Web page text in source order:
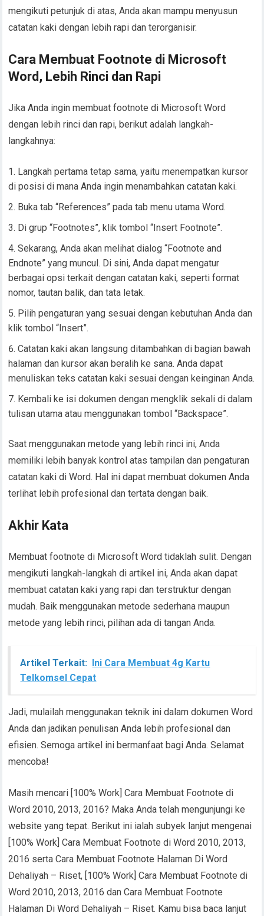
mengikuti petunjuk di atas, Anda akan mampu menyusun
catatan kaki dengan lebih rapi dan terorganisir.
Cara Membuat Footnote di Microsoft
Word, Lebih Rinci dan Rapi
Jika Anda ingin membuat footnote di Microsoft Word
dengan lebih rinci dan rapi, berikut adalah langkah-
langkahnya:
Langkah pertama tetap sama, yaitu menempatkan kursor
di posisi di mana Anda ingin menambahkan catatan kaki.
Buka tab “References” pada tab menu utama Word.
Di grup “Footnotes”, klik tombol “Insert Footnote”.
Sekarang, Anda akan melihat dialog “Footnote and
Endnote” yang muncul. Di sini, Anda dapat mengatur
berbagai opsi terkait dengan catatan kaki, seperti format
nomor, tautan balik, dan tata letak.
Pilih pengaturan yang sesuai dengan kebutuhan Anda dan
klik tombol “Insert”.
Catatan kaki akan langsung ditambahkan di bagian bawah
halaman dan kursor akan beralih ke sana. Anda dapat
menuliskan teks catatan kaki sesuai dengan keinginan Anda.
Kembali ke isi dokumen dengan mengklik sekali di dalam
tulisan utama atau menggunakan tombol “Backspace”.
Saat menggunakan metode yang lebih rinci ini, Anda
memiliki lebih banyak kontrol atas tampilan dan pengaturan
catatan kaki di Word. Hal ini dapat membuat dokumen Anda
terlihat lebih profesional dan tertata dengan baik.
Akhir Kata
Membuat footnote di Microsoft Word tidaklah sulit. Dengan
mengikuti langkah-langkah di artikel ini, Anda akan dapat
membuat catatan kaki yang rapi dan terstruktur dengan
mudah. Baik menggunakan metode sederhana maupun
metode yang lebih rinci, pilihan ada di tangan Anda.
Artikel Terkait: Ini Cara Membuat 4g Kartu
Telkomsel Cepat
Jadi, mulailah menggunakan teknik ini dalam dokumen Word
Anda dan jadikan penulisan Anda lebih profesional dan
efisien. Semoga artikel ini bermanfaat bagi Anda. Selamat
mencoba!
Masih mencari [100% Work] Cara Membuat Footnote di
Word 2010, 2013, 2016? Maka Anda telah mengunjungi ke
website yang tepat. Berikut ini ialah subyek lanjut mengenai
[100% Work] Cara Membuat Footnote di Word 2010, 2013,
2016 serta Cara Membuat Footnote Halaman Di Word
Dehaliyah – Riset, [100% Work] Cara Membuat Footnote di
Word 2010, 2013, 2016 dan Cara Membuat Footnote
Halaman Di Word Dehaliyah – Riset. Kamu bisa baca lanjut